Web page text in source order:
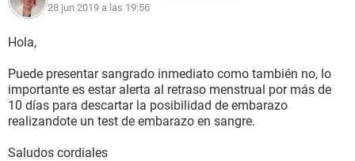
28 jun 2019 a las 19:56
Hola,
Puede presentar sangrado inmediato como también no, lo
importante es estar alerta al retraso menstrual por más de
10 días para descartar la posibilidad de embarazo
realizandote un test de embarazo en sangre.
Saludos cordiales